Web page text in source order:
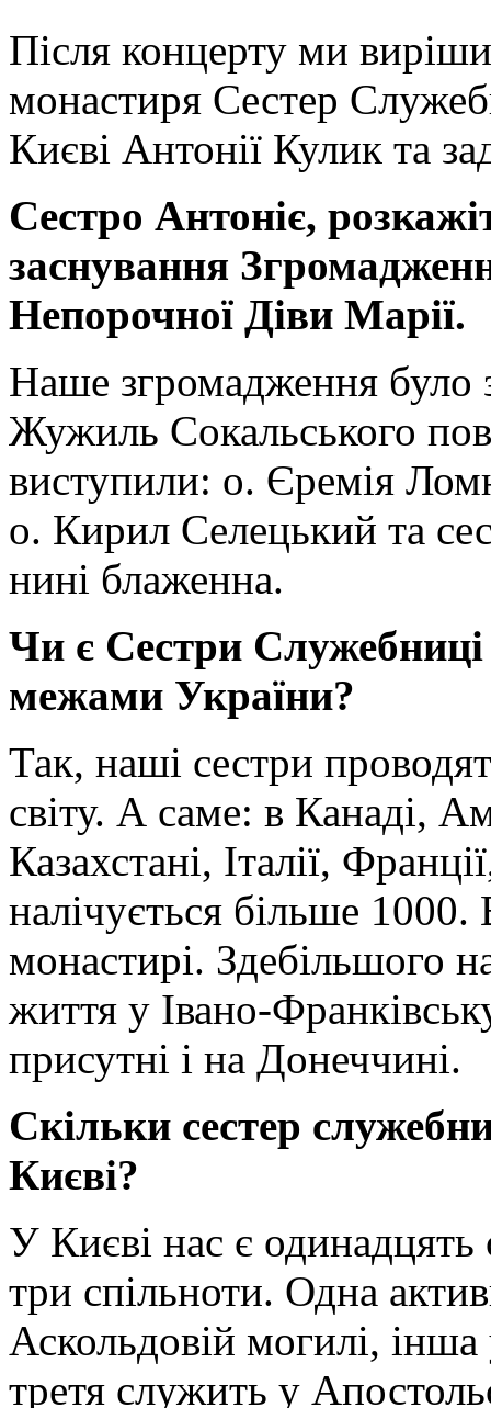
Після концерту ми
монастиря Сестер
Києві Антонії Кулик та
Сестро Антоніє,
заснування
Непорочної Діви Марії.
Наше згромадження було
Жужиль Сокальського
виступили: о. Єремія
о. Кирил Селецький та
нині блаженна.
Чи є Сестри
межами України?
Так, наші сестри
світу. А саме: в Канаді,
Казахстані, Італії,
налічується більше
монастирі. Здебільшого
життя у Івано-
присутні і на Донеччині.
Скільки сестер
Києві?
У Києві нас є одинадцять
три спільноти. Одна
Аскольдовій могилі,
третя служить у